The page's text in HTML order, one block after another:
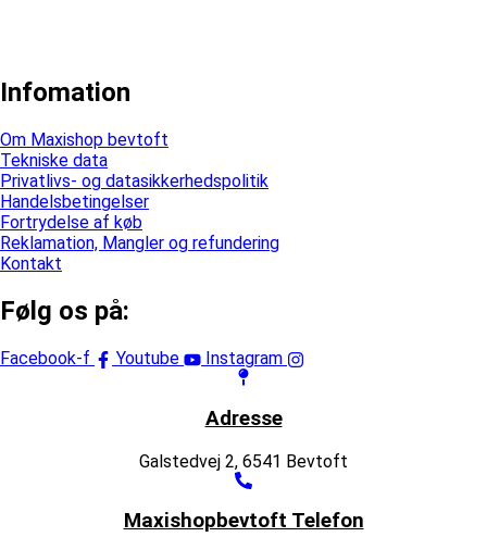
Infomation
Om Maxishop bevtoft
Tekniske data
Privatlivs- og datasikkerhedspolitik
Handelsbetingelser
Fortrydelse af køb
Reklamation, Mangler og refundering
Kontakt
Følg os på:
Facebook-f Youtube Instagram
Adresse
Galstedvej 2, 6541 Bevtoft
Maxishopbevtoft Telefon